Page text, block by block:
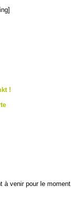
!
à venir pour le moment.